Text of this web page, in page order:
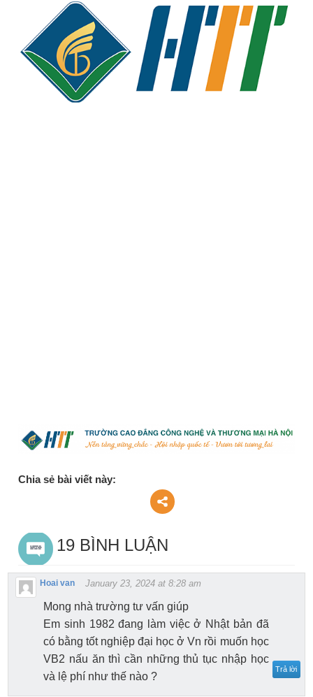
Chia sẻ bài viết này:
19 BÌNH LUẬN
Hoai van January 23, 2024 at 8:28 am
Mong nhà trường tư vấn giúp
Em sinh 1982 đang làm việc ở Nhật bản đã
có bằng tốt nghiệp đại học ở Vn rồi muốn học
VB2 nấu ăn thì cần những thủ tục nhập học
và lệ phí như thế nào ?
Trả lời